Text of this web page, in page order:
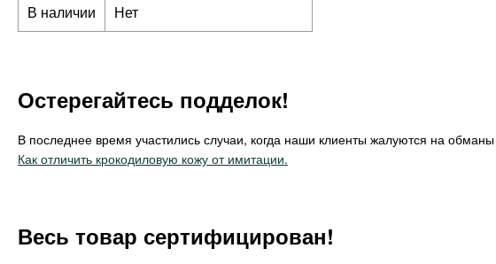
В наличии
Нет
Остерегайтесь подделок!
В последнее время участились случаи, когда наши клиенты жалуются на
Как отличить крокодиловую кожу от имитации.
Весь товар сертифицирован!